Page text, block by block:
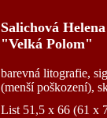
Salichová Helena
"Velká Polom"
barevná litografie,
(menší poškození),
List 51,5 x 66 (61 x